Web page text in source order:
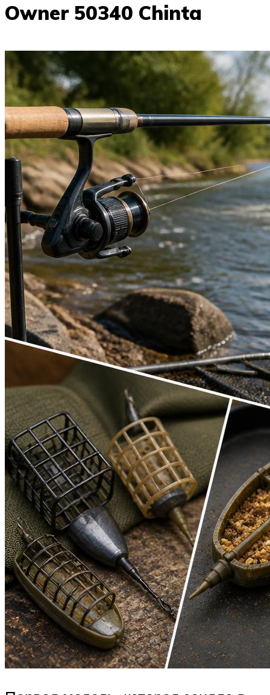
Owner 50340 Chinta